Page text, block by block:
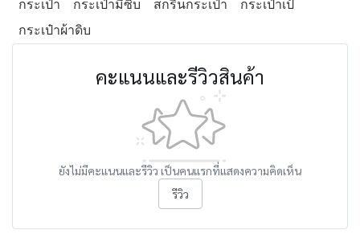
กระเป๋า กระเป๋ามีซิบ สกรีนกระเป๋า
กระเป๋าเป้
กระเป๋าผ้าดิบ
คะแนนและรีวิวสินค้า
ยังไม่มีคะแนนและรีวิว เป็นคนแรกที่แสดงความคิดเห็น
รีวิว